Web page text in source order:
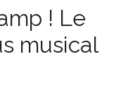
! Le
musical